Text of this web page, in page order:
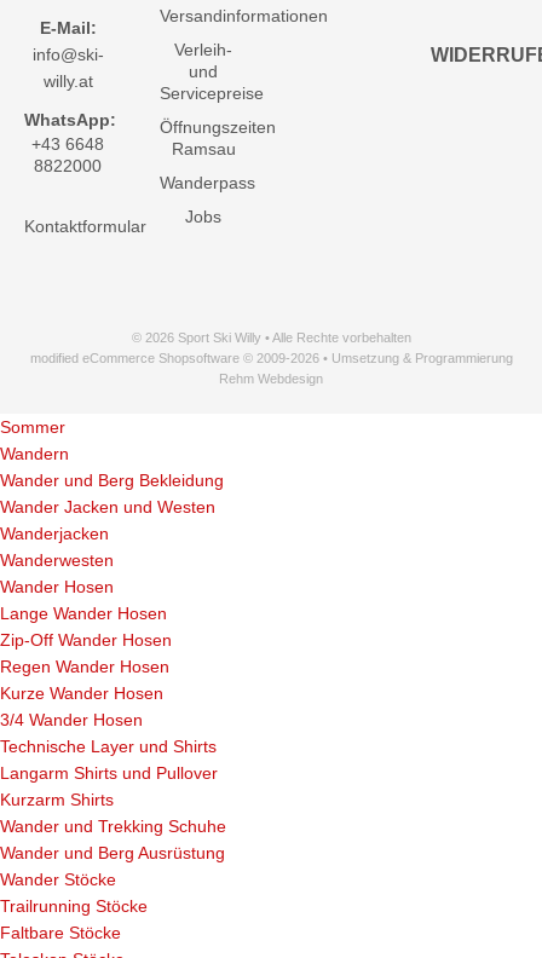
E-Mail:
info@ski-
willy.at
WhatsApp:
+43 6648
8822000
Kontaktformular
Versandinformationen
Verleih-
und
Servicepreise
Öffnungszeiten
Ramsau
Wanderpass
Jobs
© 2026 Sport Ski Willy • Alle Rechte vorbehalten
modified eCommerce Shopsoftware © 2009-2026 • Umsetzung & Programmierung
Rehm Webdesign
Sommer
Wandern
Wander und Berg Bekleidung
Wander Jacken und Westen
Wanderjacken
Wanderwesten
Wander Hosen
Lange Wander Hosen
Zip-Off Wander Hosen
Regen Wander Hosen
Kurze Wander Hosen
3/4 Wander Hosen
Technische Layer und Shirts
Langarm Shirts und Pullover
Kurzarm Shirts
Wander und Trekking Schuhe
Wander und Berg Ausrüstung
Wander Stöcke
Trailrunning Stöcke
Faltbare Stöcke